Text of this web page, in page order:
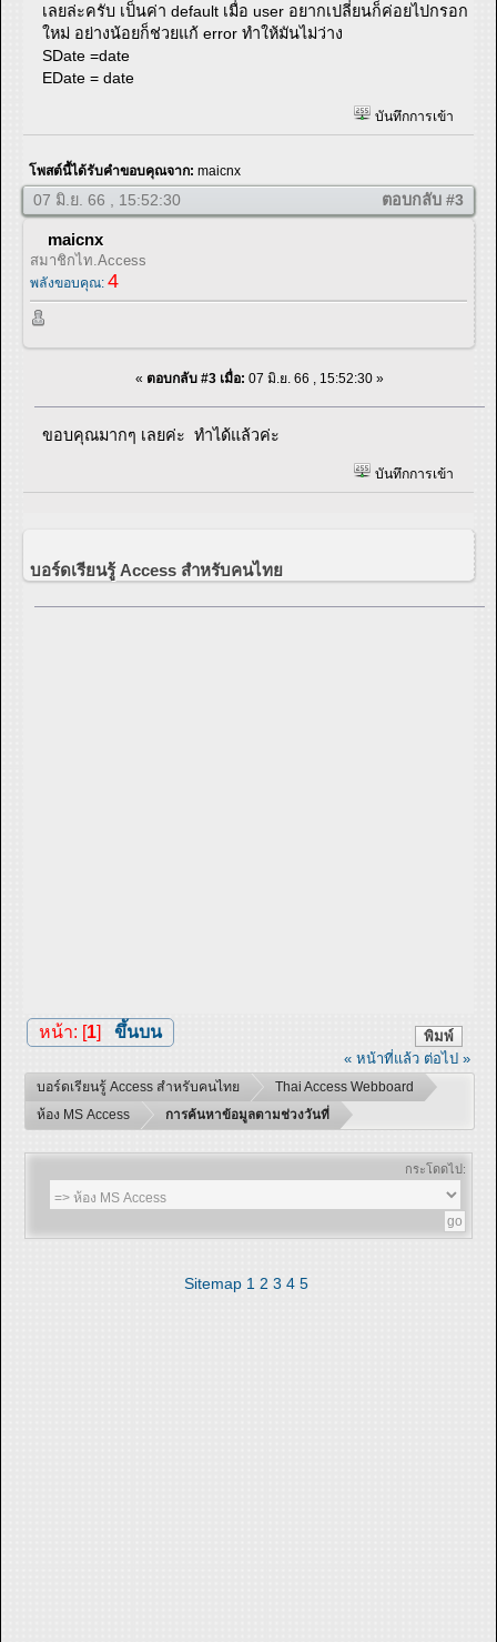
เลยล่ะครับ เป็นค่า default เมื่อ user อยากเปลี่ยนก็ค่อยไปกรอก
ใหม่ อย่างน้อยก็ช่วยแก้ error ทำให้มันไม่ว่าง
SDate =date
EDate = date
บันทึกการเข้า
โพสต์นี้ได้รับคำขอบคุณจาก: maicnx
07 มิ.ย. 66 , 15:52:30 ตอบกลับ #3
maicnx
สมาชิกไท.Access
พลังขอบคุณ: 4
« ตอบกลับ #3 เมื่อ: 07 มิ.ย. 66 , 15:52:30 »
ขอบคุณมากๆ เลยค่ะ ทำได้แล้วค่ะ
บันทึกการเข้า
บอร์ดเรียนรู้ Access สำหรับคนไทย
พิมพ์
หน้า: [1] ขึ้นบน
« หน้าที่แล้ว ต่อไป »
บอร์ดเรียนรู้ Access สำหรับคนไทย
Thai Access Webboard
ห้อง MS Access
การค้นหาข้อมูลตามช่วงวันที่
กระโดดไป:
Sitemap 1 2 3 4 5